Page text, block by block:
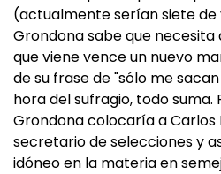
(actualmente serían siete de
Grondona sabe que
que viene vence un nuevo
de su frase de "sólo me
hora del sufragio, todo suma.
Grondona colocaría a
secretario de selecciones y
idóneo en la materia en